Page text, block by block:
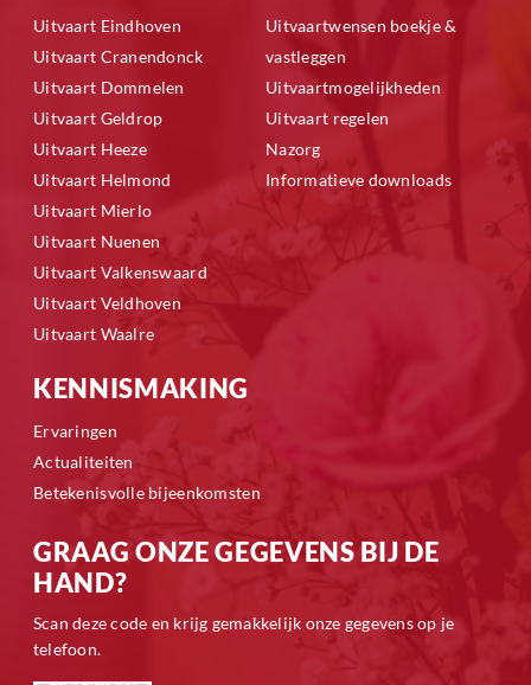
Uitvaart Eindhoven
Uitvaart Cranendonck
Uitvaart Dommelen
Uitvaart Geldrop
Uitvaart Heeze
Uitvaart Helmond
Uitvaart Mierlo
Uitvaart Nuenen
Uitvaart Valkenswaard
Uitvaart Veldhoven
Uitvaart Waalre
Uitvaartwensen boekje &
vastleggen
Uitvaartmogelijkheden
Uitvaart regelen
Nazorg
Informatieve downloads
KENNISMAKING
Ervaringen
Actualiteiten
Betekenisvolle bijeenkomsten
GRAAG ONZE GEGEVENS BIJ DE
HAND?
Scan deze code en krijg gemakkelijk onze gegevens op je
telefoon.